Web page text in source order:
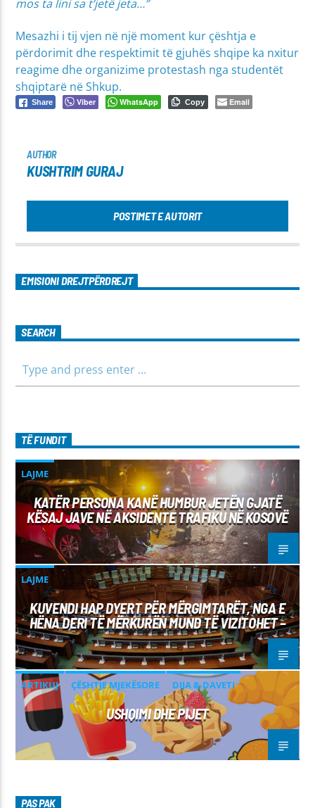
mos ta lini sa t’jetë jeta…”
Mesazhi i tij vjen në një moment kur çështja e
përdorimit dhe respektimit të gjuhës shqipe ka nxitur
reagime dhe organizime protestash nga studentët
shqiptarë në Shkup.
Share Viber WhatsApp Copy Email
AUTHOR
KUSHTRIM GURAJ
POSTIMET E AUTORIT
EMISIONI DREJTPËRDREJT
SEARCH
TË FUNDIT
LAJME
KATËR PERSONA KANË HUMBUR JETËN GJATË
KËSAJ JAVE NË AKSIDENTE TRAFIKU NË KOSOVË
LAJME
KUVENDI HAP DYERT PËR MËRGIMTARËT, NGA E
HËNA DERI TË MËRKURËN MUND TË VIZITOHET –
ARTIKUJ ÇËSHTJE MJEKËSORE DIJA & DAVETI
USHQIMI DHE PIJET
PAS PAK